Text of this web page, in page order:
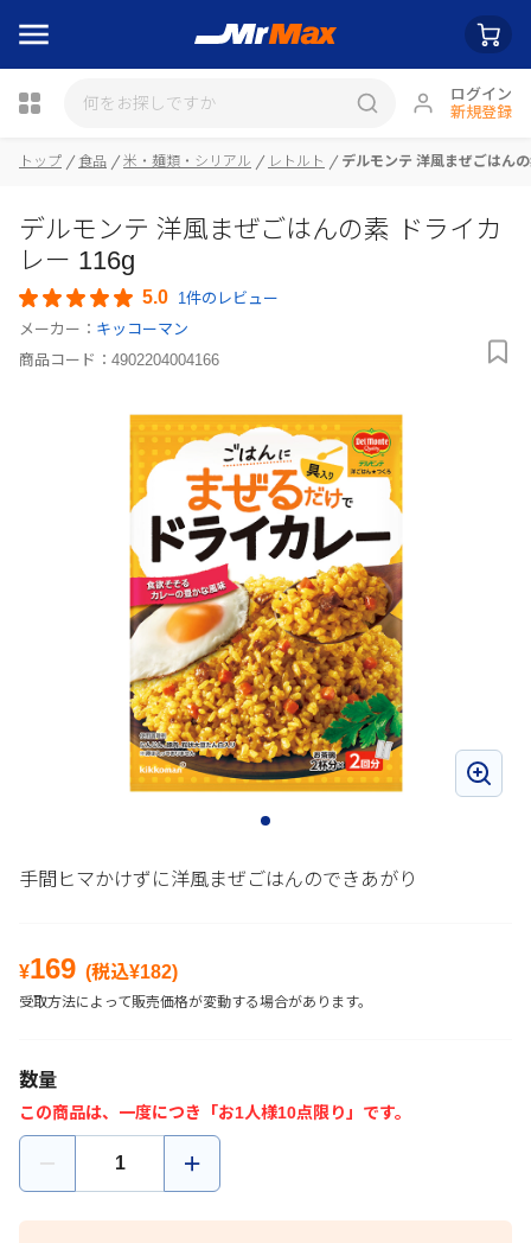
ログイン
新規登録
トップ 食品 米・麺類・シリアル レトルト デルモンテ 洋風まぜごはん
デルモンテ 洋風まぜごはんの素 ドライカ
レー 116g
5.0 1件のレビュー
メーカー： キッコーマン
商品コード： 4902204004166
手間ヒマかけずに洋風まぜごはんのできあがり
¥169 (税込¥182)
受取方法によって販売価格が変動する場合があります。
数量
この商品は、一度につき「お1人様10点限り」です。